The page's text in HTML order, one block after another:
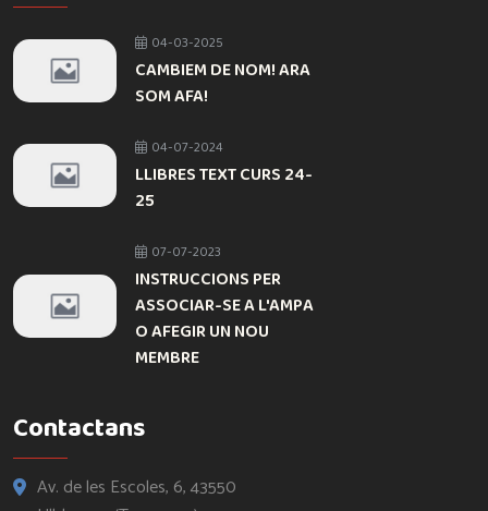
04-03-2025
CAMBIEM DE NOM! ARA
SOM AFA!
04-07-2024
LLIBRES TEXT CURS 24-
25
07-07-2023
INSTRUCCIONS PER
ASSOCIAR-SE A L'AMPA
O AFEGIR UN NOU
MEMBRE
Contactans
Av. de les Escoles, 6, 43550